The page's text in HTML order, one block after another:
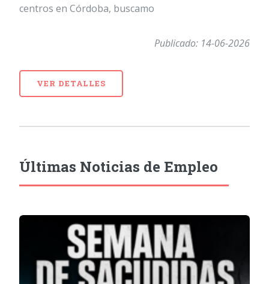
centros en Córdoba, buscamo
Publicado: 14-06-2026
VER DETALLES
Últimas Noticias de Empleo